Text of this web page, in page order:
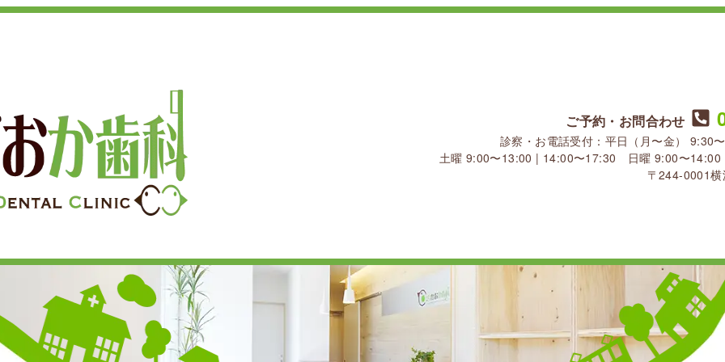
ご予約・お問合わせ
診察・お電話受付：平日（月〜金） 9:30
土曜 9:00〜13:00 | 14:00〜17:30 日曜 9:00〜
〒244-0001